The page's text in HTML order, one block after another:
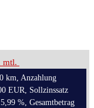
mtl.
km, Anzahlung
EUR, Sollzinssatz
%, Gesamtbetrag